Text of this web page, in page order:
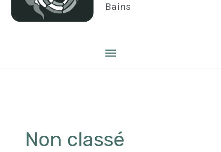
Bains
Menu
Non classé